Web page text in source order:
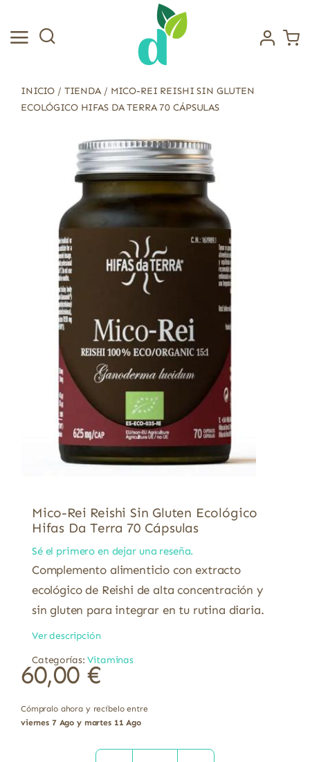
contenido
INICIO / TIENDA/ MICO-REI REISHI SIN GLUTEN
ECOLÓGICO HIFAS DA TERRA 70 CÁPSULAS
Mico-Rei Reishi Sin Gluten Ecológico
Hifas Da Terra 70 Cápsulas
Sé el primero en dejar una reseña.
Complemento alimenticio con extracto
ecológico de Reishi de alta concentración y
sin gluten para integrar en tu rutina diaria.
Ver descripción
Categorías:Vitaminas
60,00 €
Cómpralo ahora y recíbelo entre
viernes 7 Ago y martes 11 Ago